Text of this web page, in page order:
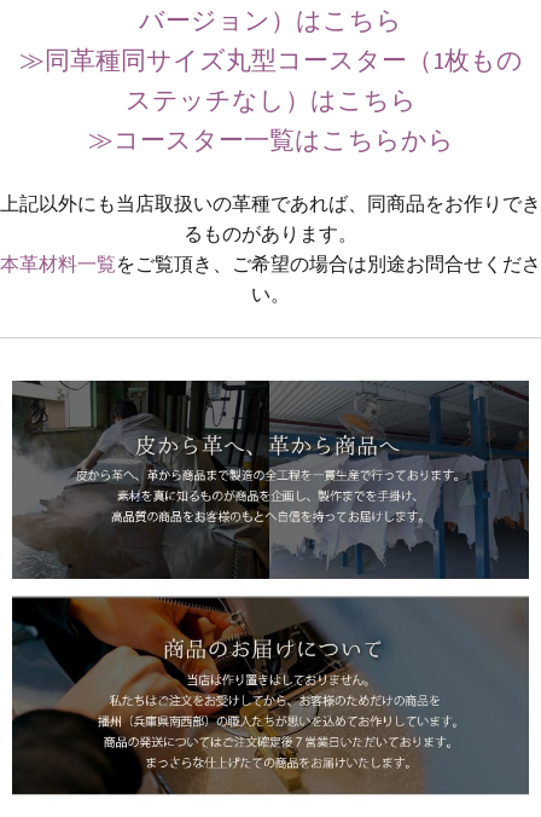
バージョン）はこちら
≫同革種同サイズ丸型コースター（1枚もの
ステッチなし）はこちら
≫コースター一覧はこちらから
上記以外にも当店取扱いの革種であれば、同商品をお作りでき
るものがあります。
本革材料一覧をご覧頂き、ご希望の場合は別途お問合せくださ
い。